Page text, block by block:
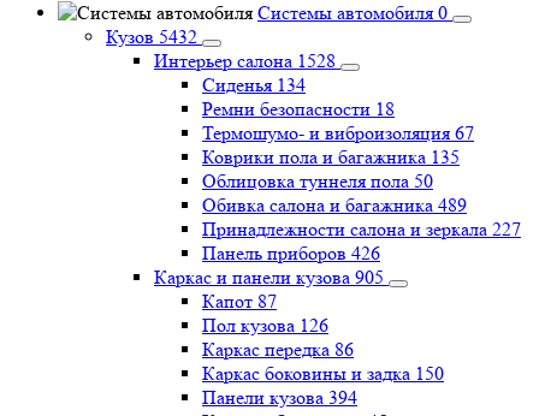
Системы автомобиля 0
Кузов 5432
Интерьер салона 1528
Сиденья 134
Ремни безопасности 18
Термошумо- и виброизоляция 67
Коврики пола и багажника 135
Облицовка туннеля пола 50
Обивка салона и багажника 489
Принадлежности салона и зеркала 227
Панель приборов 426
Каркас и панели кузова 905
Капот 87
Пол кузова 126
Каркас передка 86
Каркас боковины и задка 150
Панели кузова 394